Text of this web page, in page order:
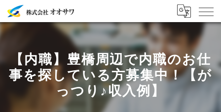
【内職】豊橋周辺で内職のお仕
事を探している方募集中！【が
っつり♪収入例】